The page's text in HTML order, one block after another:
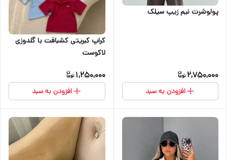
پولوشرت نیم زیپ سیلک
2,750,000
افزودن به سبد
کراپ کبریتی کشبافت با گلدوزی
لاکوست
1,250,000
افزودن به سبد